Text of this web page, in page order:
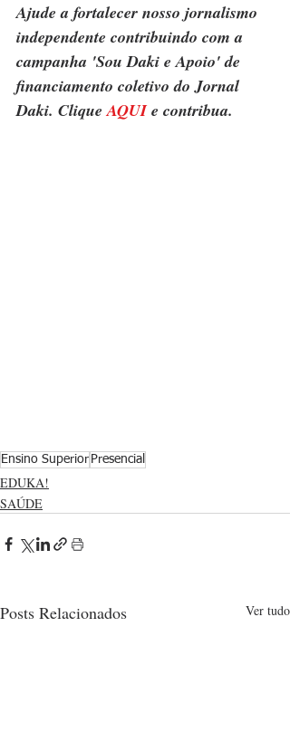
Ajude a fortalecer nosso jornalismo
independente contribuindo com a
campanha 'Sou Daki e Apoio' de
financiamento coletivo do Jornal
Daki. Clique AQUI e contribua.
Ensino Superior Presencial
EDUKA!
SAÚDE
Posts Relacionados Ver tudo